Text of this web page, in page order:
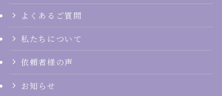
よくあるご質問
私たちについて
依頼者様の声
お知らせ